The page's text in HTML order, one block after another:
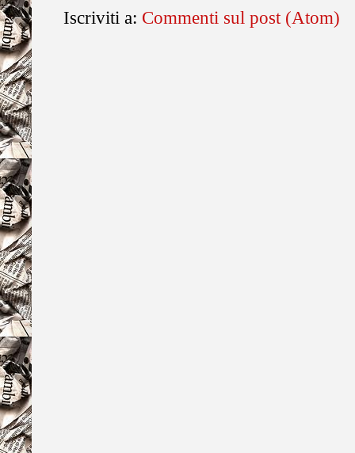
Iscriviti a: Commenti sul post (Atom)